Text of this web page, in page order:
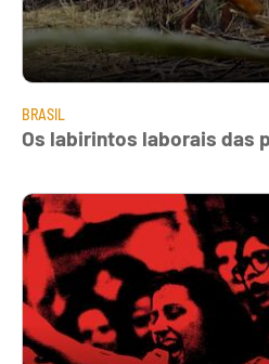
BRASIL
Os labirintos laborais das